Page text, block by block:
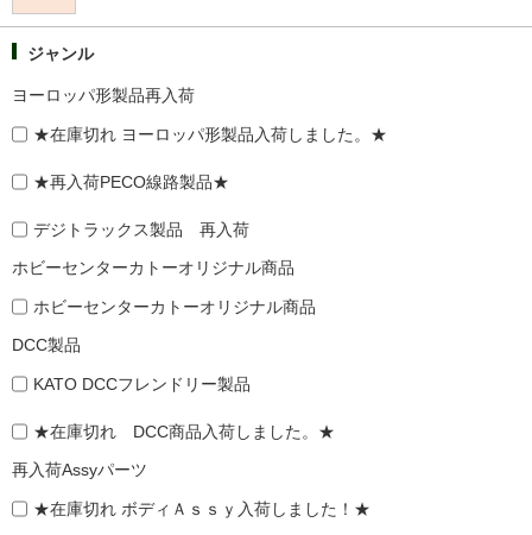
ジャンル
ヨーロッパ形製品再入荷
★在庫切れ ヨーロッパ形製品入荷しました。★
★再入荷PECO線路製品★
デジトラックス製品 再入荷
ホビーセンターカトーオリジナル商品
ホビーセンターカトーオリジナル商品
DCC製品
KATO DCCフレンドリー製品
★在庫切れ DCC商品入荷しました。★
再入荷Assyパーツ
★在庫切れ ボディＡｓｓｙ入荷しました！★